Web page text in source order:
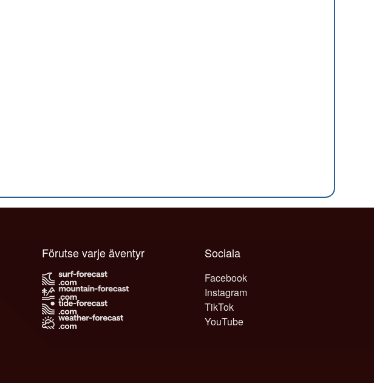
Sociala
Facebook
Instagram
TikTok
YouTube
Förutse varje äventyr